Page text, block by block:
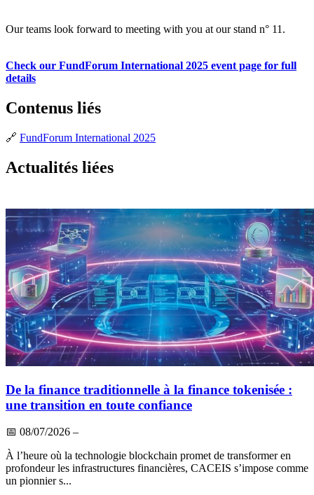
Our teams look forward to meeting with you at our stand n° 11.
Check our FundForum International 2025 event page for full
details
Contenus liés
🔗 FundForum International 2025
Actualités liées
De la finance traditionnelle à la finance tokenisée :
une transition en toute confiance
📅 08/07/2026 –
À l’heure où la technologie blockchain promet de transformer en
profondeur les infrastructures financières, CACEIS s’impose comme
un pionnier s...